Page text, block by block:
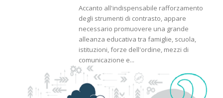
Accanto all'indispensabile rafforzamento
degli strumenti di contrasto, appare
necessario promuovere una grande
alleanza educativa tra famiglie, scuola,
istituzioni, forze dell'ordine, mezzi di
comunicazione e...